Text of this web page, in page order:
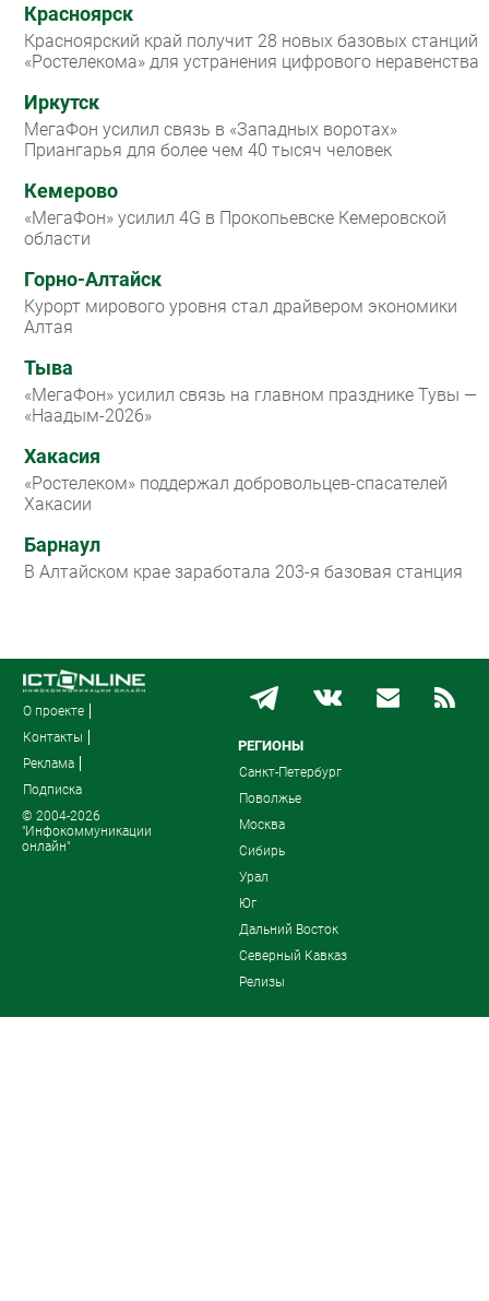
Красноярск
Красноярский край получит 28 новых базовых станций
«Ростелекома» для устранения цифрового неравенства
Иркутск
МегаФон усилил связь в «Западных воротах»
Приангарья для более чем 40 тысяч человек
Кемерово
«МегаФон» усилил 4G в Прокопьевске Кемеровской
области
Горно-Алтайск
Курорт мирового уровня стал драйвером экономики
Алтая
Тыва
«МегаФон» усилил связь на главном празднике Тувы —
«Наадым-2026»
Хакасия
«Ростелеком» поддержал добровольцев-спасателей
Хакасии
Барнаул
В Алтайском крае заработала 203-я базовая станция
О проекте
Контакты
Реклама
Подписка
© 2004-2026
"Инфокоммуникации
онлайн"
РЕГИОНЫ
Санкт-Петербург
Поволжье
Москва
Сибирь
Урал
Юг
Дальний Восток
Северный Кавказ
Релизы